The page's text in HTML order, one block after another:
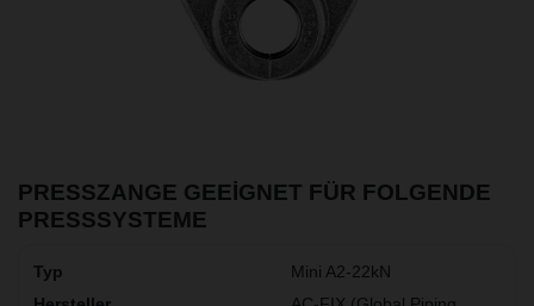
PRESSZANGE GEEIGNET FÜR FOLGENDE
PRESSSYSTEME
Mini A2-22kN